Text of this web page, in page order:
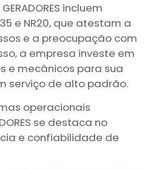
incluem
e NR20, que atestam a
e a preocupação com
a empresa investe em
e mecânicos para sua
serviço de alto padrão.
operacionais
se destaca no
e confiabilidade de